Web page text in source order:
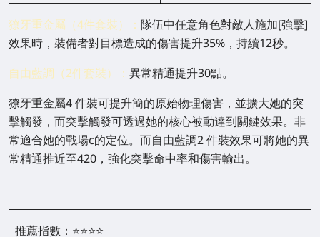
獠牙重金屬（4件套裝）： 隊伍中任意角色對敵人施加[強擊]
效果時，裝備者對目標造成的傷害提升35%，持續12秒。
自由藍調（2件套裝）： 異常精通提升30點。
獠牙重金屬4 件裝可提升簡的原始物理傷害，並擴大她的突
擊觸發，而突擊觸發可透過她的核心被動達到關鍵效果。非
常適合她的戰場c的定位。而自由藍調2 件裝效果可將她的異
常精通推近至420，強化突擊命中率和傷害輸出。
推薦指數： ⭐⭐⭐⭐